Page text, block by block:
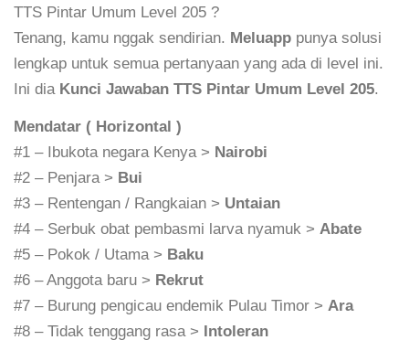
TTS Pintar Umum Level 205 ?
Tenang, kamu nggak sendirian. Meluapp punya solusi
lengkap untuk semua pertanyaan yang ada di level ini.
Ini dia Kunci Jawaban TTS Pintar Umum Level 205.
Mendatar ( Horizontal )
#1 – Ibukota negara Kenya > Nairobi
#2 – Penjara > Bui
#3 – Rentengan / Rangkaian > Untaian
#4 – Serbuk obat pembasmi larva nyamuk > Abate
#5 – Pokok / Utama > Baku
#6 – Anggota baru > Rekrut
#7 – Burung pengicau endemik Pulau Timor > Ara
#8 – Tidak tenggang rasa > Intoleran